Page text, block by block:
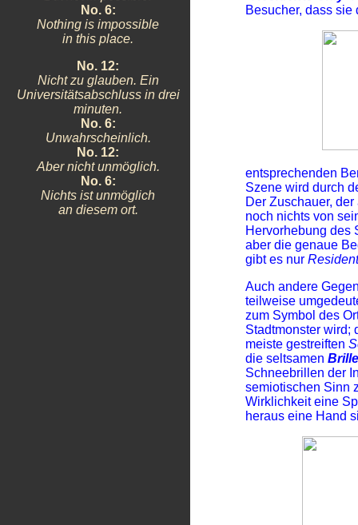
No. 6:
Nothing is impossible
in this place.
No. 12:
Nicht zu glauben. Ein
Universitätsabschluss in drei
minuten.
No. 6:
Unwahrscheinlich.
No. 12:
Aber nicht unmöglich.
No. 6:
Nichts ist unmöglich
an diesem ort.
Besucher, dass sie
entsprechenden
Szene wird durch
Der Zuschauer,
noch nichts von
Hervorhebung des
aber die genaue
gibt es nur
Auch andere
teilweise
zum Symbol des
Stadtmonster wird;
meiste gestreiften
die seltsamen
Schneebrillen der
semiotischen Sinn
Wirklichkeit eine
heraus eine Hand